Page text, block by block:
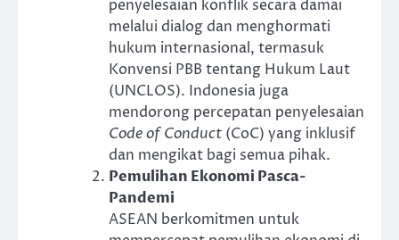
penyelesaian konflik secara damai
melalui dialog dan menghormati
hukum internasional, termasuk
Konvensi PBB tentang Hukum Laut
(UNCLOS). Indonesia juga
mendorong percepatan penyelesaian
Code of Conduct (CoC) yang inklusif
dan mengikat bagi semua pihak.
Pemulihan Ekonomi Pasca-
Pandemi
ASEAN berkomitmen untuk